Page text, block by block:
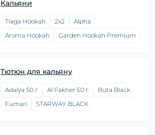
Кальяни
Tiaga Hookah 2x2
Alpha
Aroma Hookah
Garden Hookah Premium
Тютюн для кальяну
Adalya 50 г Al Fakher 50 г
Buta Black
Fumari
STARWAY BLACK